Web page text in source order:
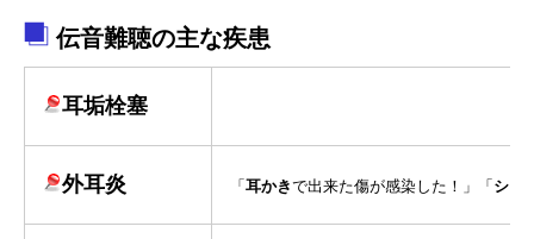
伝音難聴の主な疾患
耳垢栓塞
外耳炎 「 耳かきで出来た傷が感染した！」「 シャ